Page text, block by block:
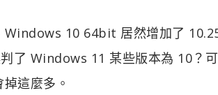
Windows 10 64bit 居然增加了
了 Windows 11 某些版本為 10？
這麼多。